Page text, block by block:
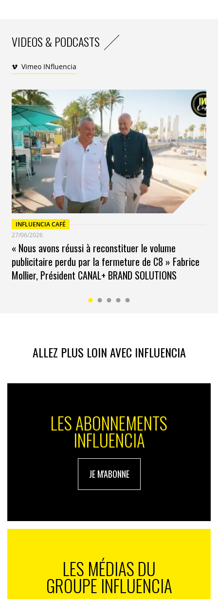
VIDEOS & PODCASTS
Vimeo INfluencia
INFLUENCIA CAFÉ
27/06/2026
« Nous avons réussi à reconstituer le volume
publicitaire perdu par la fermeture de C8 » Fabrice
Mollier, Président CANAL+ BRAND SOLUTIONS
ALLEZ PLUS LOIN AVEC INFLUENCIA
LES ABONNEMENTS
INFLUENCIA
JE M'ABONNE
LES MÉDIAS DU
GROUPE INFLUENCIA